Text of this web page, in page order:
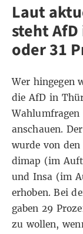
Laut
steht
oder 31
Wer hingegen
die AfD in
anschauen.
wurde von
dimap (im
und Insa (im
erhoben. Bei
gaben 29
zu wollen,